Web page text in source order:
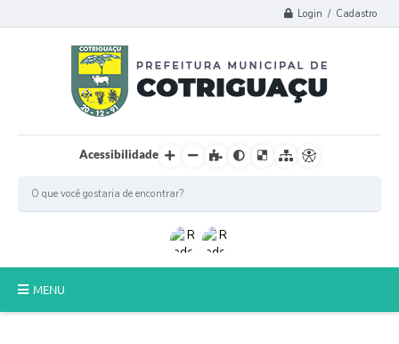
Login / Cadastro
Acessibilidade
MENU